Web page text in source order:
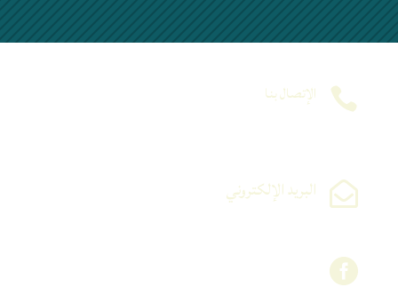
 الإتصال بنا
 البريد الإلكتروني
